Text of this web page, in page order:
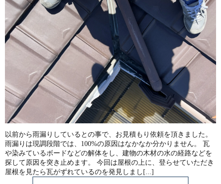
以前から雨漏りしているとの事で、お見積もり依頼を頂きました。
雨漏りは現調段階では、100%の原因はなかなか分かりません。 瓦
や染みているボードなどの解体をし、建物の木材の水の経路などを
探して原因を突き止めます。 今回は屋根の上に、登らせていただき
屋根を見たら瓦がずれているのを発見しまし[...]